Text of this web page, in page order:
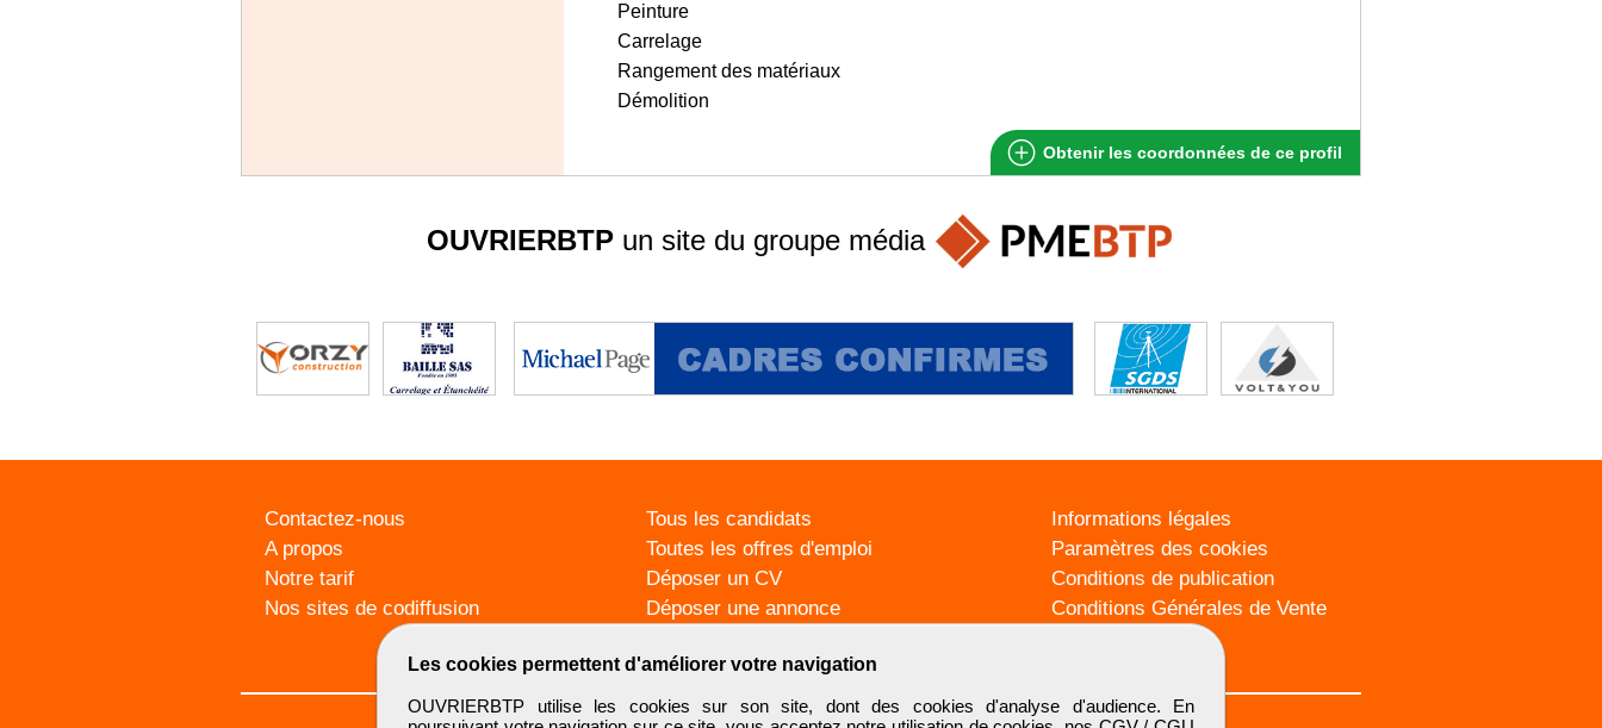
Peinture
Carrelage
Rangement des matériaux
Démolition
Obtenir les coordonnées de ce profil
Les cookies permettent d'améliorer votre navigation
OUVRIERBTP utilise les cookies sur son site, dont des cookies d'analyse d'audience. En
OUVRIERBTP un site du groupe média
Contactez-nous
A propos
Notre tarif
Nos sites de codiffusion
Tous les candidats
Toutes les offres d'emploi
Déposer un CV
Déposer une annonce
Informations légales
Paramètres des cookies
Conditions de publication
Conditions Générales de Vente